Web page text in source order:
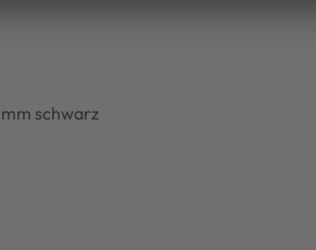
schwarz